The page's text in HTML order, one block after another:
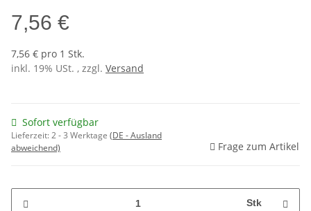
7,56 €
7,56 € pro 1 Stk.
inkl. 19% USt. , zzgl. Versand
Sofort verfügbar
Lieferzeit:2 - 3 Werktage (DE - Ausland
abweichend)
Frage zum Artikel
Stk